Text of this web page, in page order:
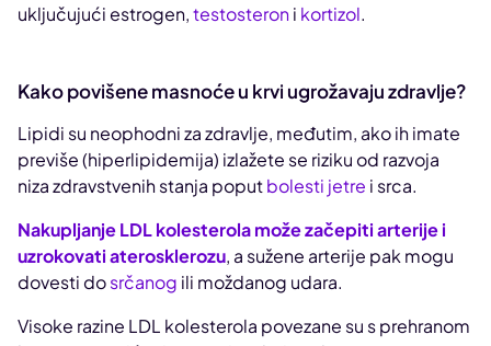
uključujući estrogen,testosteroni kortizol.
Kako povišene masnoće u krvi ugrožavaju zdravlje?
Lipidi su neophodni za zdravlje, međutim, ako ih imate
previše (hiperlipidemija) izlažete se riziku od razvoja
niza zdravstvenih stanja poputbolesti jetre i srca.
Nakupljanje LDL kolesterola može začepiti arterije i
uzrokovati aterosklerozu, a sužene arterije pak mogu
dovesti dosrčanog ili moždanog udara.
Visoke razine LDL kolesterola povezane su s prehranom